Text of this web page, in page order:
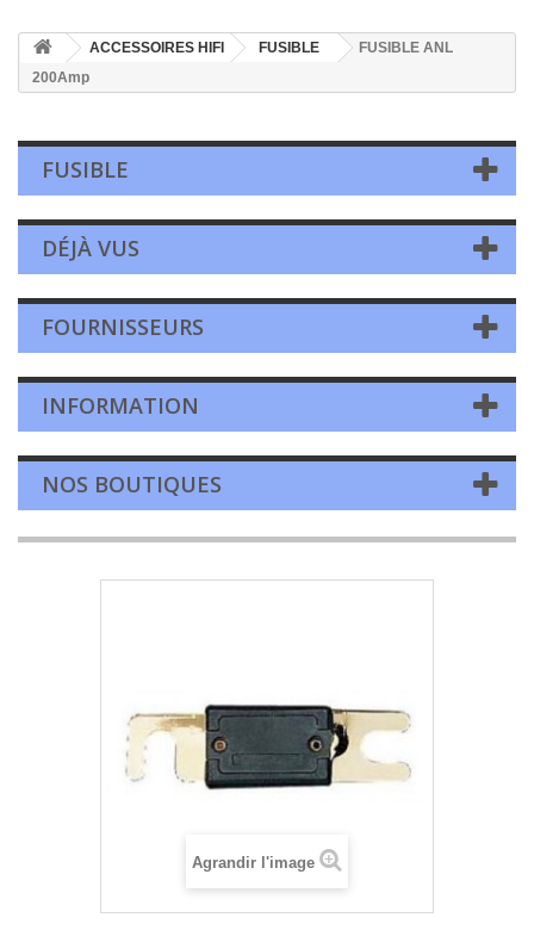
ACCESSOIRES HIFI FUSIBLE
FUSIBLE ANL
200Amp
FUSIBLE
DÉJÀ VUS
FOURNISSEURS
INFORMATION
NOS BOUTIQUES
Agrandir l'image